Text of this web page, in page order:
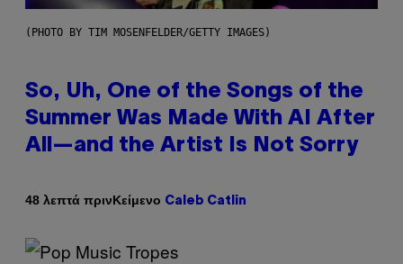
(PHOTO BY TIM MOSENFELDER/GETTY IMAGES)
So, Uh, One of the Songs of the
Summer Was Made With AI After
All—and the Artist Is Not Sorry
48 λεπτά πρινΚείμενο Caleb Catlin